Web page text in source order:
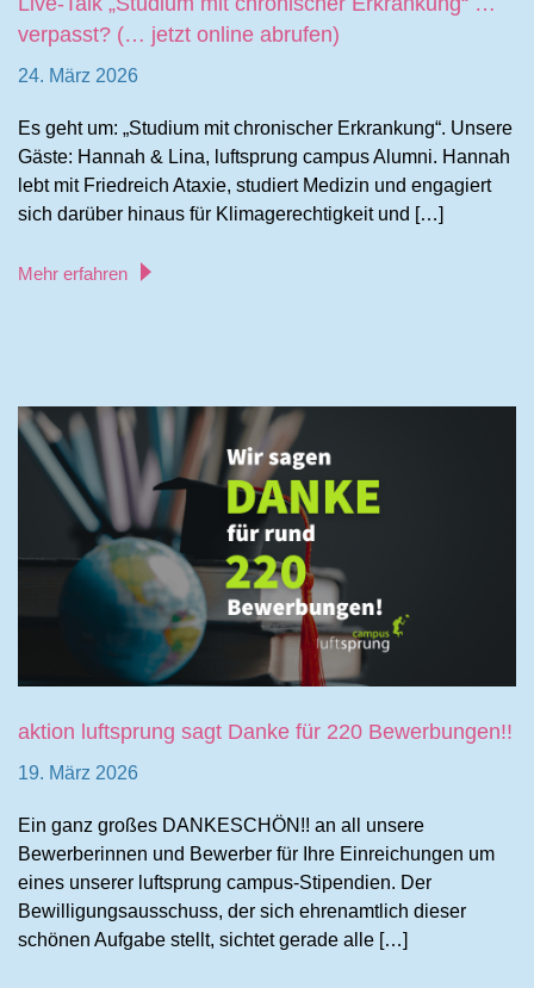
verpasst? (… jetzt online abrufen)
24. März 2026
Es geht um: „Studium mit chronischer Erkrankung“. Unsere
Gäste: Hannah & Lina, luftsprung campus Alumni. Hannah
lebt mit Friedreich Ataxie, studiert Medizin und engagiert
sich darüber hinaus für Klimagerechtigkeit und […]
Mehr erfahren
aktion luftsprung sagt Danke für 220 Bewerbungen!!
19. März 2026
Ein ganz großes DANKESCHÖN!! an all unsere
Bewerberinnen und Bewerber für Ihre Einreichungen um
eines unserer luftsprung campus-Stipendien. Der
Bewilligungsausschuss, der sich ehrenamtlich dieser
schönen Aufgabe stellt, sichtet gerade alle […]